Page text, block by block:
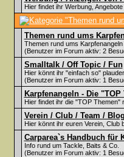
Hier findet ihr Werbung,
Themen rund ums
Themen rund ums Karpfenangeln
(Benutzer im Forum aktiv: 2
Smalltalk / Off Topic / Fun
Hier könnt ihr "einfach so"
(Benutzer im Forum aktiv: 1
Karpfenangeln - Die "TOP
Hier findet ihr die "TOP Themen"
Verein / Club / Team /
Hier könnt ihr euren Verein, Club
Carparea`s Handbuch für
Info rund um Tackle, Baits & Co.
(Benutzer im Forum aktiv: 1